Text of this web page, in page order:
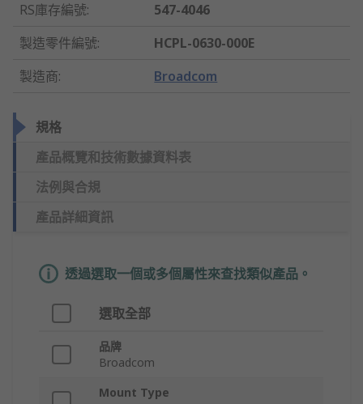
RS庫存編號:
547-4046
製造零件編號:
HCPL-0630-000E
製造商: Broadcom
規格
產品概覽和技術數據資料表
法例與合規
產品詳細資訊
透過選取一個或多個屬性來查找類似產品。
選取全部
品牌
Broadcom
Mount Type